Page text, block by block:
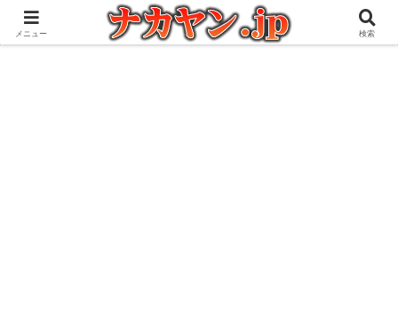
アウトドアとガジェット好きな管理人の愉快な日々を綴るブログ
メニュー 検索